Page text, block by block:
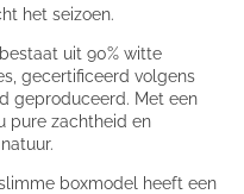
het seizoen.
uit 90% witte
gecertificeerd volgens
geproduceerd. Met een
pure zachtheid en
boxmodel heeft een